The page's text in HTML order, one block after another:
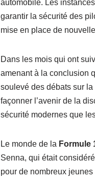
automobile. Les
garantir la sécurité des
mise en place de
Dans les mois qui ont
amenant à la conclusion
soulevé des débats sur
façonner l’avenir de la
sécurité modernes que
Le monde de la Formule
Senna, qui était
pour de nombreux